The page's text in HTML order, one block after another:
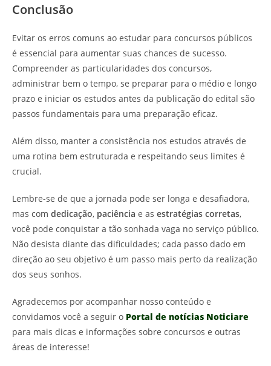
Conclusão
Evitar os erros comuns ao estudar para concursos públicos
é essencial para aumentar suas chances de sucesso.
Compreender as particularidades dos concursos,
administrar bem o tempo, se preparar para o médio e longo
prazo e iniciar os estudos antes da publicação do edital são
passos fundamentais para uma preparação eficaz.
Além disso, manter a consistência nos estudos através de
uma rotina bem estruturada e respeitando seus limites é
crucial.
Lembre-se de que a jornada pode ser longa e desafiadora,
mas com dedicação, paciência e as estratégias corretas,
você pode conquistar a tão sonhada vaga no serviço público.
Não desista diante das dificuldades; cada passo dado em
direção ao seu objetivo é um passo mais perto da realização
dos seus sonhos.
Agradecemos por acompanhar nosso conteúdo e
convidamos você a seguir o Portal de notícias Noticiare
para mais dicas e informações sobre concursos e outras
áreas de interesse!